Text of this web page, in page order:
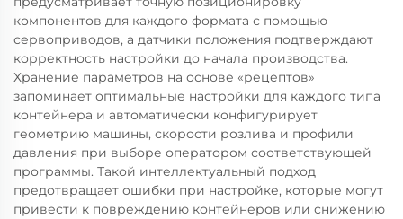
компонентов для каждого формата с помощью
сервоприводов, а датчики положения подтверждают
корректность настройки до начала производства.
Хранение параметров на основе «рецептов»
запоминает оптимальные настройки для каждого типа
контейнера и автоматически конфигурирует
геометрию машины, скорости розлива и профили
давления при выборе оператором соответствующей
программы. Такой интеллектуальный подход
предотвращает ошибки при настройке, которые могут
привести к повреждению контейнеров или снижению